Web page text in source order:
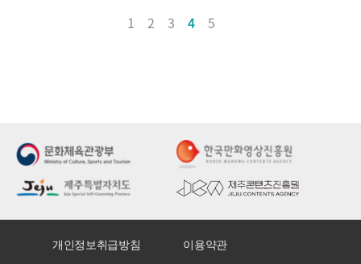
1 2 3 4 5
개인정보취급방침 이용약관